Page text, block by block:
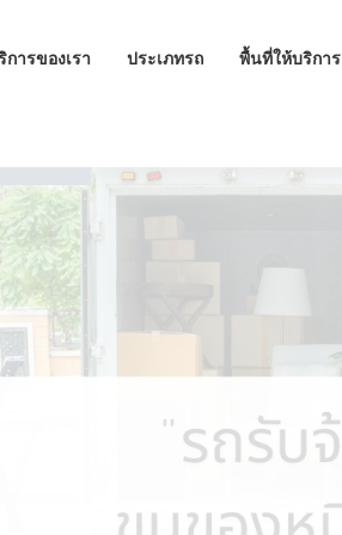
การของเรา ประเภทรถ พื้นที่ให้บริการ